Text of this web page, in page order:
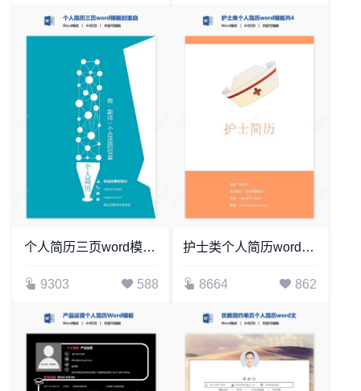
个人简历三页word模板封面自荐信(6)
9303 588
护士类个人简历word模板共4页(14)
8664 862